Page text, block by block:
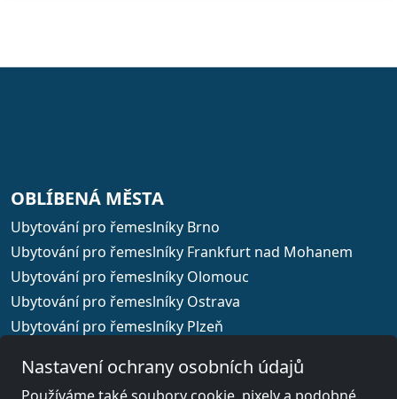
OBLÍBENÁ MĚSTA
Ubytování pro řemeslníky Brno
Ubytování pro řemeslníky Frankfurt nad Mohanem
Ubytování pro řemeslníky Olomouc
Ubytování pro řemeslníky Ostrava
Ubytování pro řemeslníky Plzeň
Nastavení ochrany osobních údajů